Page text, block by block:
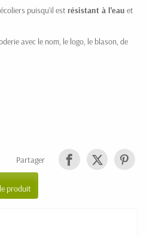
puisqu'il est résistant à l'eau et
avec le nom, le logo, le blason, de
Partager
produit